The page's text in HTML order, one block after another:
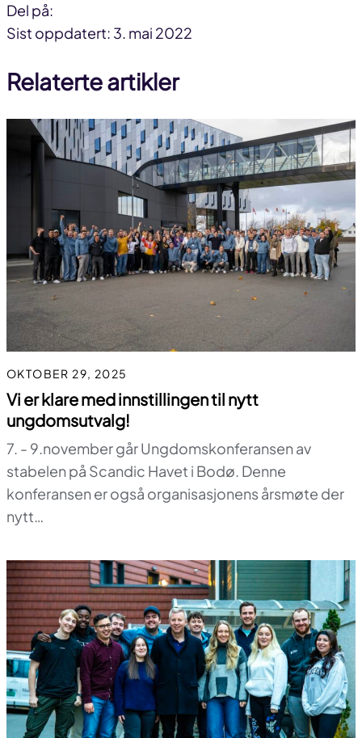
Del på:
Del
facebook
Del
linkedin
Del
Sist oppdatert: 3. mai 2022
Relaterte artikler
OKTOBER 29, 2025
Vi er klare med innstillingen til nytt
ungdomsutvalg!
7. - 9.november går Ungdomskonferansen av
stabelen på Scandic Havet i Bodø. Denne
konferansen er også organisasjonens årsmøte der
nytt…